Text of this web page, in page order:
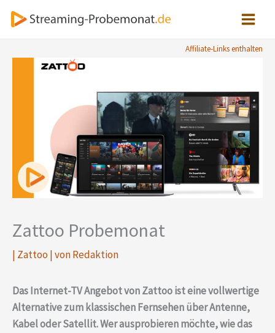
Inhalt
Affiliate-Links enthalten
Zattoo Probemonat
| Zattoo | vonRedaktion
Das Internet-TV Angebot von Zattoo ist eine vollwertige
Alternative zum klassischen Fernsehen über Antenne,
Kabel oder Satellit. Wer ausprobieren möchte, wie das